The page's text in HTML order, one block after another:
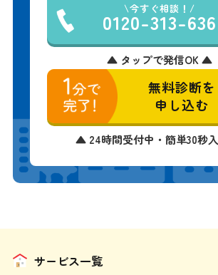
今すぐ相談！
0120-313-636
▲ タップで発信OK ▲
無料診断を
申し込む
▲ 24時間受付中・簡単30秒
サービス一覧